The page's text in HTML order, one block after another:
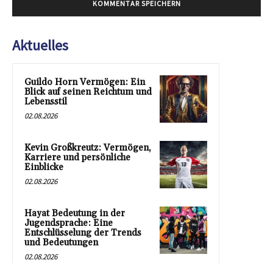
Aktuelles
Guildo Horn Vermögen: Ein
Blick auf seinen Reichtum und
Lebensstil
02.08.2026
Kevin Großkreutz: Vermögen,
Karriere und persönliche
Einblicke
02.08.2026
Hayat Bedeutung in der
Jugendsprache: Eine
Entschlüsselung der Trends
und Bedeutungen
02.08.2026